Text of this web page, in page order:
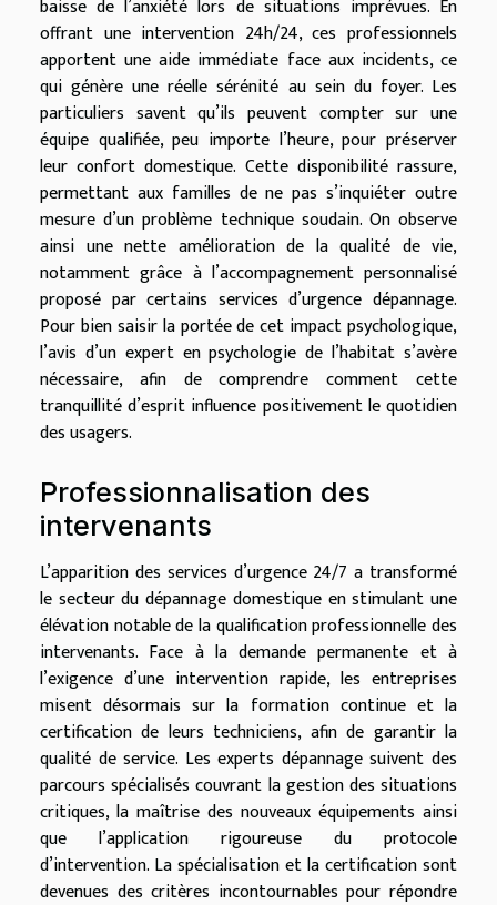
baisse de l’anxiété lors de situations imprévues. En
offrant une intervention 24h/24, ces professionnels
apportent une aide immédiate face aux incidents, ce
qui génère une réelle sérénité au sein du foyer. Les
particuliers savent qu’ils peuvent compter sur une
équipe qualifiée, peu importe l’heure, pour préserver
leur confort domestique. Cette disponibilité rassure,
permettant aux familles de ne pas s’inquiéter outre
mesure d’un problème technique soudain. On observe
ainsi une nette amélioration de la qualité de vie,
notamment grâce à l’accompagnement personnalisé
proposé par certains services d’urgence dépannage.
Pour bien saisir la portée de cet impact psychologique,
l’avis d’un expert en psychologie de l’habitat s’avère
nécessaire, afin de comprendre comment cette
tranquillité d’esprit influence positivement le quotidien
des usagers.
Professionnalisation des
intervenants
L’apparition des services d’urgence 24/7 a transformé
le secteur du dépannage domestique en stimulant une
élévation notable de la qualification professionnelle des
intervenants. Face à la demande permanente et à
l’exigence d’une intervention rapide, les entreprises
misent désormais sur la formation continue et la
certification de leurs techniciens, afin de garantir la
qualité de service. Les experts dépannage suivent des
parcours spécialisés couvrant la gestion des situations
critiques, la maîtrise des nouveaux équipements ainsi
que l’application rigoureuse du protocole
d’intervention. La spécialisation et la certification sont
devenues des critères incontournables pour répondre